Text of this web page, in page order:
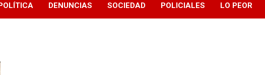
DENUNCIAS SOCIEDAD POLICIALES LO PEOR